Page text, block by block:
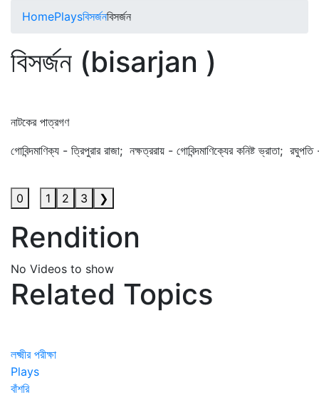
HomePlaysবিসর্জনবিসর্জন
বিসর্জন (bisarjan )
নাটকের পাত্রগণ
গোবিন্দমাণিক্য - ত্রিপুরার রাজা; নক্ষত্ররায় - গোবিন্দমাণিক্যের কনিষ্ট ভ্রাতা;
0 1 2 3 ❯
Rendition
No Videos to show
Related Topics
লক্ষ্মীর পরীক্ষা
Plays
বাঁশরি